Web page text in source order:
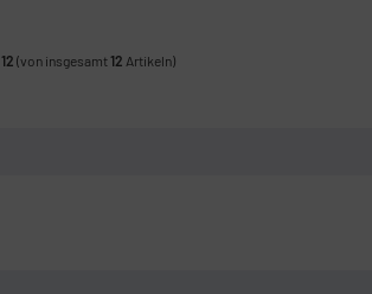
12 (von insgesamt12 Artikeln)